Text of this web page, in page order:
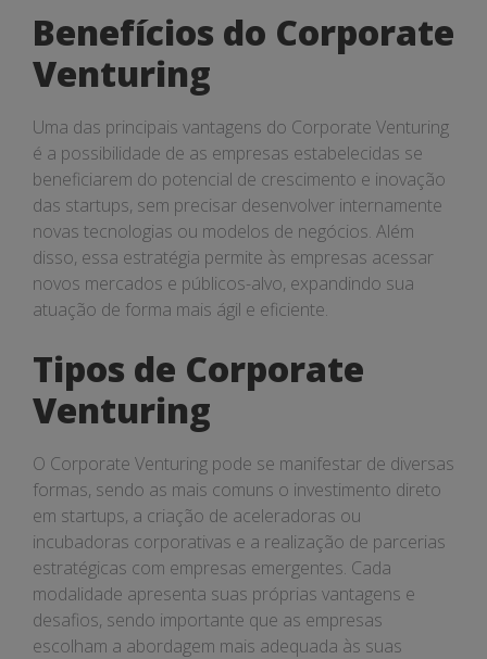
Benefícios do Corporate
Venturing
Uma das principais vantagens do Corporate Venturing
é a possibilidade de as empresas estabelecidas se
beneficiarem do potencial de crescimento e inovação
das startups, sem precisar desenvolver internamente
novas tecnologias ou modelos de negócios. Além
disso, essa estratégia permite às empresas acessar
novos mercados e públicos-alvo, expandindo sua
atuação de forma mais ágil e eficiente.
Tipos de Corporate
Venturing
O Corporate Venturing pode se manifestar de diversas
formas, sendo as mais comuns o investimento direto
em startups, a criação de aceleradoras ou
incubadoras corporativas e a realização de parcerias
estratégicas com empresas emergentes. Cada
modalidade apresenta suas próprias vantagens e
desafios, sendo importante que as empresas
escolham a abordagem mais adequada às suas